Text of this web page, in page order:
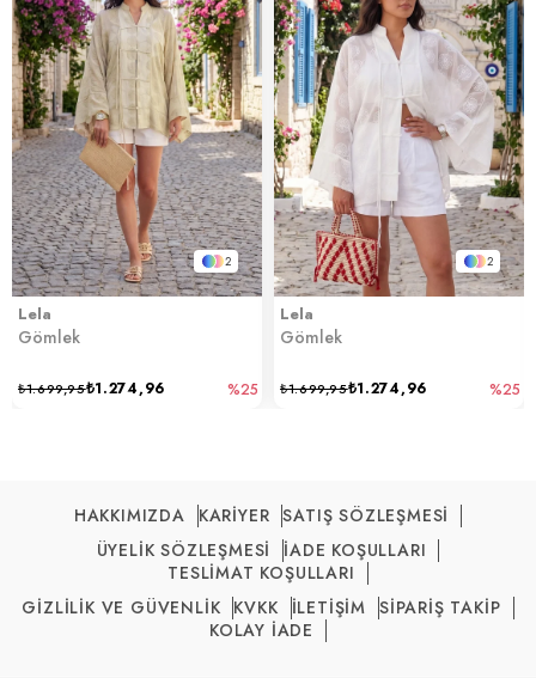
2
Lela
Gömlek
₺1.274,96
₺1.699,95 %25
2
Lela
Gömlek
₺1.274,96
₺1.699,95 %25
HAKKIMIZDA KARİYER SATIŞ SÖZLEŞMESİ
ÜYELİK SÖZLEŞMESİ
İADE KOŞULLARI
TESLİMAT KOŞULLARI
GİZLİLİK VE GÜVENLİK KVKK İLETİŞİM
SİPARİŞ TAKİP
KOLAY İADE